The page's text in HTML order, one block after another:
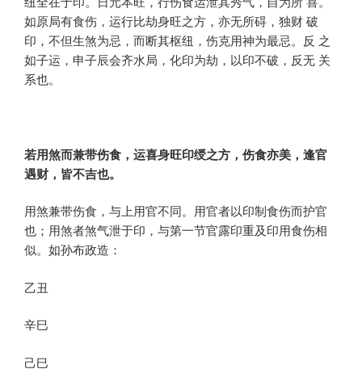
如原局有食伤，运行比劫身旺之方，亦无所碍，独财 破
印，不但生煞为忌，而断其枢纽，伤克用神为最忌。反 之
如子运，申子辰会齐水局，化印为劫，以印不破，反无 关
系也。
若用煞而兼带伤食，运喜身旺印绶之方，伤食亦美，逢官
遇财，皆不吉也。
用煞兼带伤食，与上用官不同。用官者以印制食伤而护官
也；用煞者煞气泄于印，与第一节官露印重及印用食伤相
似。如孙布政造：
乙丑
辛巳
己巳